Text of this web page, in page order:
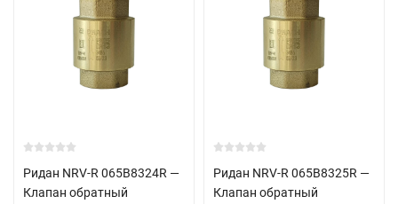
Ридан NRV-R 065B8324R —
Клапан обратный
Ридан NRV-R 065B8325R —
Клапан обратный